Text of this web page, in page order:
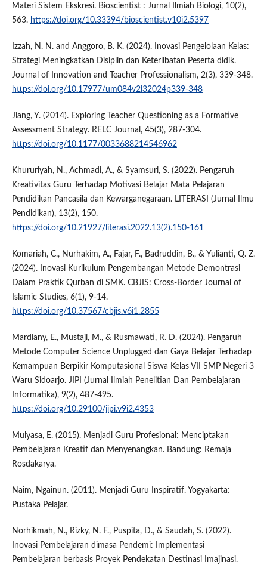
Materi Sistem Ekskresi. Bioscientist : Jurnal Ilmiah Biologi, 10(2),
563. https://doi.org/10.33394/bioscientist.v10i2.5397
Izzah, N. N. and Anggoro, B. K. (2024). Inovasi Pengelolaan Kelas:
Strategi Meningkatkan Disiplin dan Keterlibatan Peserta didik.
Journal of Innovation and Teacher Professionalism, 2(3), 339-348.
https://doi.org/10.17977/um084v2i32024p339-348
Jiang, Y. (2014). Exploring Teacher Questioning as a Formative
Assessment Strategy. RELC Journal, 45(3), 287-304.
https://doi.org/10.1177/0033688214546962
Khururiyah, N., Achmadi, A., & Syamsuri, S. (2022). Pengaruh
Kreativitas Guru Terhadap Motivasi Belajar Mata Pelajaran
Pendidikan Pancasila dan Kewarganegaraan. LITERASI (Jurnal Ilmu
Pendidikan), 13(2), 150.
https://doi.org/10.21927/literasi.2022.13(2).150-161
Komariah, C., Nurhakim, A., Fajar, F., Badruddin, B., & Yulianti, Q. Z.
(2024). Inovasi Kurikulum Pengembangan Metode Demontrasi
Dalam Praktik Qurban di SMK. CBJIS: Cross-Border Journal of
Islamic Studies, 6(1), 9-14.
https://doi.org/10.37567/cbjis.v6i1.2855
Mardiany, E., Mustaji, M., & Rusmawati, R. D. (2024). Pengaruh
Metode Computer Science Unplugged dan Gaya Belajar Terhadap
Kemampuan Berpikir Komputasional Siswa Kelas VII SMP Negeri 3
Waru Sidoarjo. JIPI (Jurnal Ilmiah Penelitian Dan Pembelajaran
Informatika), 9(2), 487-495.
https://doi.org/10.29100/jipi.v9i2.4353
Mulyasa, E. (2015). Menjadi Guru Profesional: Menciptakan
Pembelajaran Kreatif dan Menyenangkan. Bandung: Remaja
Rosdakarya.
Naim, Ngainun. (2011). Menjadi Guru Inspiratif. Yogyakarta:
Pustaka Pelajar.
Norhikmah, N., Rizky, N. F., Puspita, D., & Saudah, S. (2022).
Inovasi Pembelajaran dimasa Pendemi: Implementasi
Pembelajaran berbasis Proyek Pendekatan Destinasi Imajinasi.